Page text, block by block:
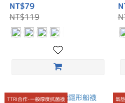
NT$79
NT$119
TTRI合作-一般厚度抗菌襪 氣